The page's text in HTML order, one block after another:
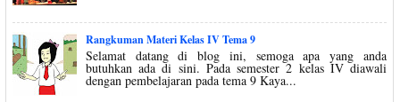
Rangkuman Materi Kelas IV Tema 9
Selamat datang di blog ini, semoga apa yang anda
butuhkan ada di sini. Pada semester 2 kelas IV diawali
dengan pembelajaran pada tema 9 Kaya...